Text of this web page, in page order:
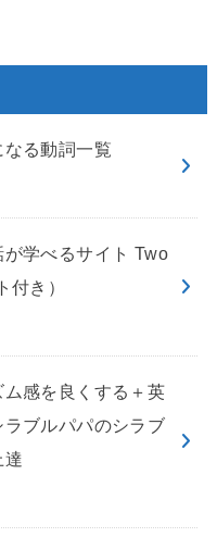
る動詞一覧
学べるサイト Two
き）
感を良くする＋英
ブルパパのシラブ
達